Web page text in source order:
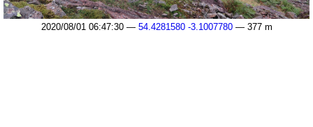
2020/08/01 06:47:30 — 54.4281580 -3.1007780— 377 m